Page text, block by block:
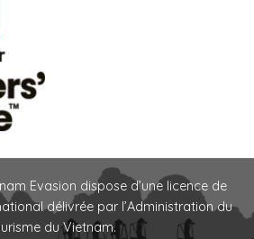
Evasion dispose d’une licence de
délivrée par l’Administration du
du Vietnam.